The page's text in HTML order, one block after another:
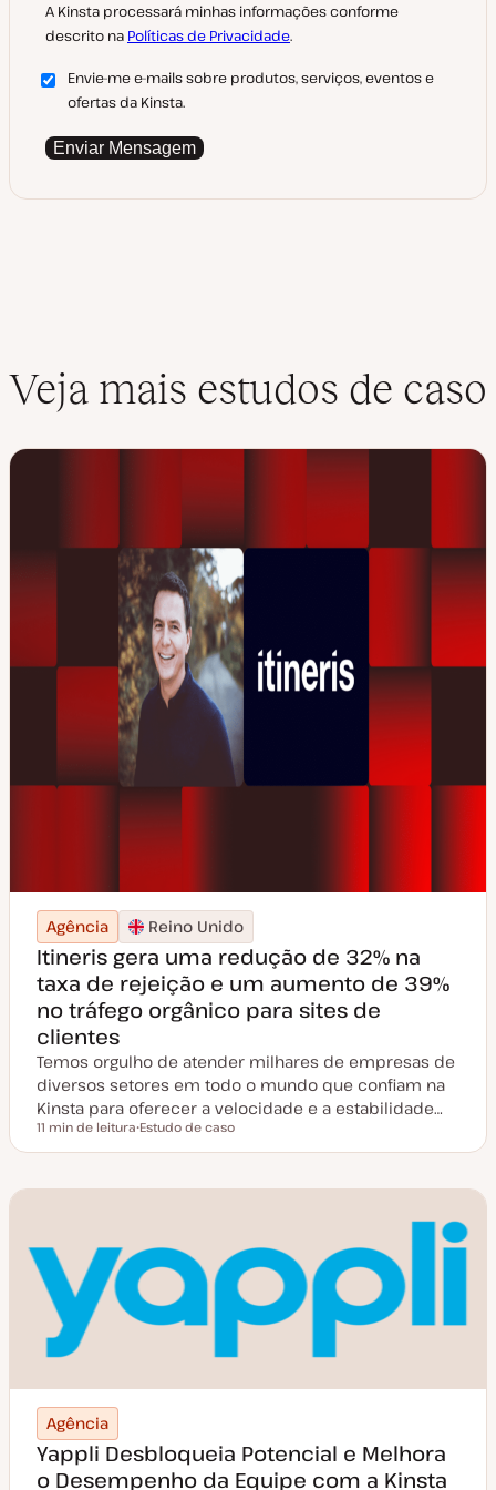
A Kinsta processará minhas informações conforme
descrito na Políticas de Privacidade.
Envie-me e-mails sobre produtos, serviços, eventos e
ofertas da Kinsta.
Enviar Mensagem
Veja mais estudos de caso
Agência Reino Unido
Itineris gera uma redução de 32% na
taxa de rejeição e um aumento de 39%
no tráfego orgânico para sites de
clientes
Temos orgulho de atender milhares de empresas de
diversos setores em todo o mundo que confiam na
Kinsta para oferecer a velocidade e a estabilidade…
Tempo de leitura
11 min de leitura
i
o
t
g
o
Estudo de caso
Agência
Yappli Desbloqueia Potencial e Melhora
o Desempenho da Equipe com a Kinsta